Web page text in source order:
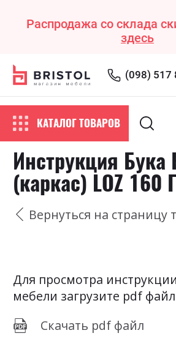
Распродажа со склада
здесь
(098) 517
КАТАЛОГ ТОВАРОВ
Инструкция Бука
(каркас) LOZ 160
Вернуться на страницу
Для просмотра
мебели загрузите pdf файл
Скачать pdf файл